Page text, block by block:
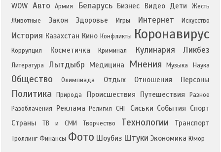
WOW Авто Армия Беларусь Бизнес Видео Дети
Жесть
Животные
Закон Здоровье Игры Интернет Искусство
История Казахстан Кино Конфликты Коронавирус
Коррупция Косметичка Криминал Кулинария Ликбез
Литература Лытдыбр Медицина Мнения Музыка Наука
Общество Олимпиада Отдых Отношения Персоны
Политика Природа Происшествия Путешествия
Разное
Разоблачения
Реклама Религия СНГ Сиськи События Спорт
Страны
ТВ и СМИ Творчество Технологии Транспорт
Троллинг Финансы Фото Шоубиз Штуки Экономика Юмор